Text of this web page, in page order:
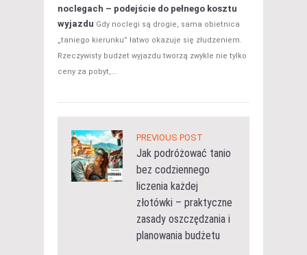
noclegach – podejście do pełnego kosztu
wyjazdu Gdy noclegi są drogie, sama obietnica
„taniego kierunku” łatwo okazuje się złudzeniem.
Rzeczywisty budżet wyjazdu tworzą zwykle nie tylko
ceny za pobyt,...
PREVIOUS POST
Jak podróżować tanio
bez codziennego
liczenia każdej
złotówki – praktyczne
zasady oszczędzania i
planowania budżetu